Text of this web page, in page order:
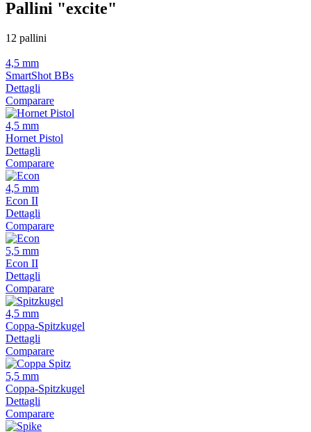
Pallini "excite"
12 pallini
4,5 mm
SmartShot BBs
Dettagli
Comparare
4,5 mm
Hornet Pistol
Dettagli
Comparare
4,5 mm
Econ II
Dettagli
Comparare
5,5 mm
Econ II
Dettagli
Comparare
4,5 mm
Coppa-Spitzkugel
Dettagli
Comparare
5,5 mm
Coppa-Spitzkugel
Dettagli
Comparare